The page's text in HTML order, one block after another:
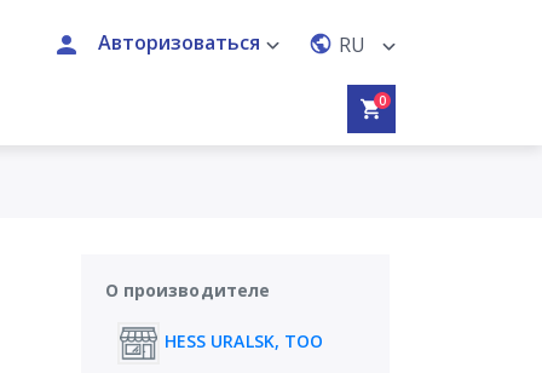
Авторизоваться RU
0
О производителе
HESS URALSK, ТОО